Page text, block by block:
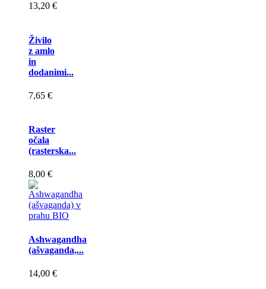
13,20 €
Živilo
z amlo
in
dodanimi...
7,65 €
Raster
očala
(rasterska...
8,00 €
Ashwagandha
(ašvaganda,...
14,00 €